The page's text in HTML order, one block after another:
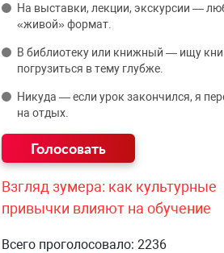
На выставки, лекции, экскурсии —
«живой» формат.
В библиотеку или книжный — ищу
погрузиться в тему глубже.
Никуда — если урок закончился, я
на отдых.
Взгляд зумера: как культурные
привычки влияют на обучение
Всего проголосовало: 2236